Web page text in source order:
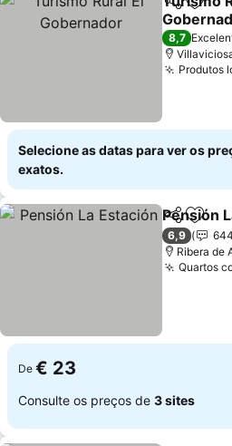
Partilhar
Ver
8,7
Produtos
Selecione as datas para ver os
exatos.
Partilhar
Pensión
6,9
Ribera de
Quartos
De € 23
Consulte os preços de 3 sites